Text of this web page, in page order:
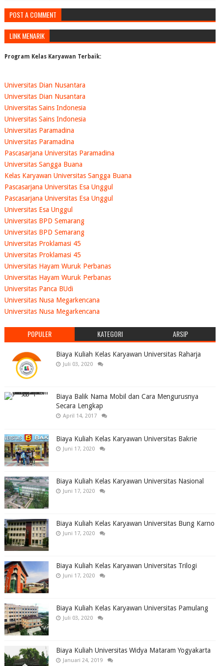
POST A COMMENT
LINK MENARIK
Program Kelas Karyawan Terbaik:
Universitas Dian Nusantara
Universitas Dian Nusantara
Universitas Sains Indonesia
Universitas Sains Indonesia
Universitas Paramadina
Universitas Paramadina
Pascasarjana Universitas Paramadina
Universitas Sangga Buana
Kelas Karyawan Universitas Sangga Buana
Pascasarjana Universitas Esa Unggul
Pascasarjana Universitas Esa Unggul
Universitas Esa Unggul
Universitas BPD Semarang
Universitas BPD Semarang
Universitas Proklamasi 45
Universitas Proklamasi 45
Universitas Hayam Wuruk Perbanas
Universitas Hayam Wuruk Perbanas
Universitas Panca BUdi
Universitas Nusa Megarkencana
Universitas Nusa Megarkencana
POPULER KATEGORI ARSIP
Biaya Kuliah Kelas Karyawan Universitas Raharja
Juli 03, 2020
Biaya Balik Nama Mobil dan Cara Mengurusnya
Secara Lengkap
April 14, 2017
Biaya Kuliah Kelas Karyawan Universitas Bakrie
Juni 17, 2020
Biaya Kuliah Kelas Karyawan Universitas Nasional
Juni 17, 2020
Biaya Kuliah Kelas Karyawan Universitas Bung Karno
Juni 17, 2020
Biaya Kuliah Kelas Karyawan Universitas Trilogi
Juni 17, 2020
Biaya Kuliah Kelas Karyawan Universitas Pamulang
Juli 03, 2020
Biaya Kuliah Universitas Widya Mataram Yogyakarta
Januari 24, 2019